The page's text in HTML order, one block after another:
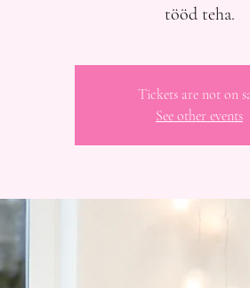
tööd teha.
Tickets are not on
See other events